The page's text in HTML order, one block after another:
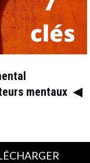
mentaux ◀︎